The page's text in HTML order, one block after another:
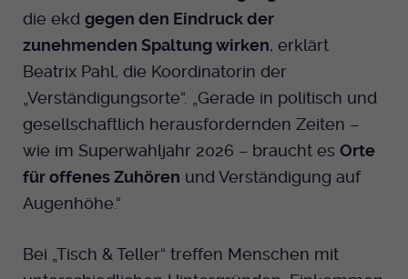
die ekd gegen den Eindruck der
zunehmenden Spaltung wirken, erklärt
Beatrix Pahl, die Koordinatorin der
„Verständigungsorte“. „Gerade in politisch und
gesellschaftlich herausfordernden Zeiten –
wie im Superwahljahr 2026 – braucht es Orte
für offenes Zuhören und Verständigung auf
Augenhöhe.“
Bei „Tisch & Teller“ treffen Menschen mit